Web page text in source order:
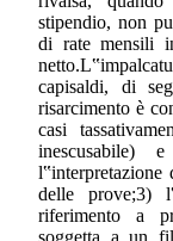
stipendio, non
di rate mensili
capisaldi, di
risarcimento è
casi
inescusabile)
delle prove;3)
riferimento a
soggetta a un